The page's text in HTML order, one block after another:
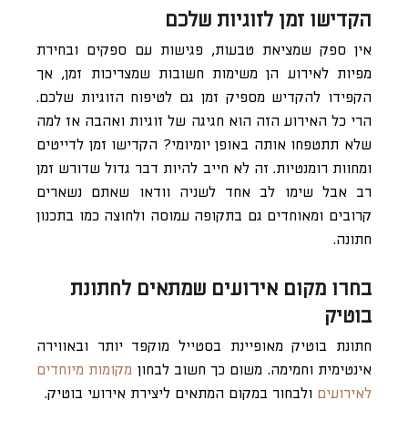
הקדישו זמן לזוגיות שלכם
אין ספק שמציאת טבעות, פגישות עם ספקים ובחירת
מפיות לאירוע הן משימות חשובות שמצריכות זמן, אך
הקפידו להקדיש מספיק זמן גם לטיפוח הזוגיות שלכם.
הרי כל האירוע הזה הוא חגיגה של זוגיות ואהבה אז למה
שלא תתטפחו אותה באופן יומיומי? הקדישו זמן לדייטים
ומחוות רומנטיות. זה לא חייב להיות דבר גדול שדורש זמן
רב אבל שימו לב אחד לשניה וודאו שאתם נשארים
קרובים ומאוחדים גם בתקופה עמוסה ולחוצה כמו בתכנון
חתונה.
בחרו מקום אירועים שמתאים לחתונת
בוטיק
חתונת בוטיק מאופיינת בסטייל מוקפד יותר ובאווירה
אינטימית וחמימה. משום כך חשוב לבחון מקומות מיוחדים
לאירועים ולבחור במקום המתאים ליצירת אירועי בוטיק.